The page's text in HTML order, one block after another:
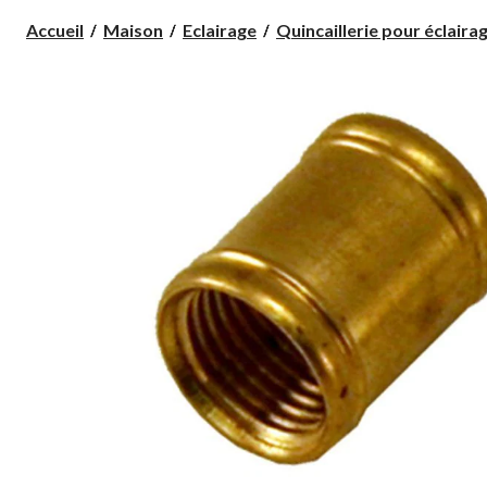
Accueil Maison Eclairage Quincaillerie pour